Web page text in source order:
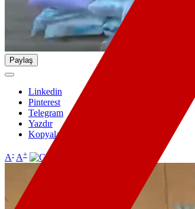
Paylaş
Linkedin
Pinterest
Telegram
Yazdır
Kopyala
A- A+